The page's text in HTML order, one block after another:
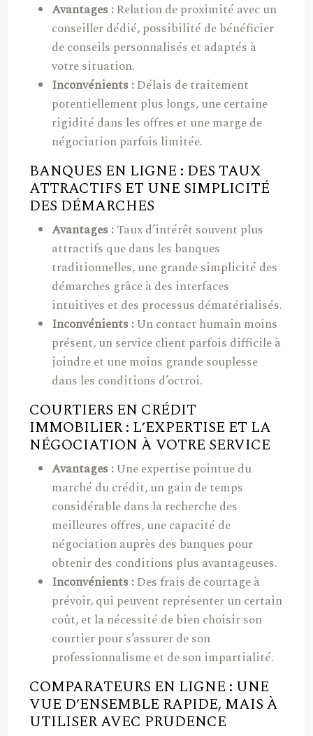
Avantages : Relation de proximité avec un
conseiller dédié, possibilité de bénéficier
de conseils personnalisés et adaptés à
votre situation.
Inconvénients : Délais de traitement
potentiellement plus longs, une certaine
rigidité dans les offres et une marge de
négociation parfois limitée.
BANQUES EN LIGNE : DES TAUX
ATTRACTIFS ET UNE SIMPLICITÉ
DES DÉMARCHES
Avantages : Taux d’intérêt souvent plus
attractifs que dans les banques
traditionnelles, une grande simplicité des
démarches grâce à des interfaces
intuitives et des processus dématérialisés.
Inconvénients : Un contact humain moins
présent, un service client parfois difficile à
joindre et une moins grande souplesse
dans les conditions d’octroi.
COURTIERS EN CRÉDIT
IMMOBILIER : L’EXPERTISE ET LA
NÉGOCIATION À VOTRE SERVICE
Avantages : Une expertise pointue du
marché du crédit, un gain de temps
considérable dans la recherche des
meilleures offres, une capacité de
négociation auprès des banques pour
obtenir des conditions plus avantageuses.
Inconvénients : Des frais de courtage à
prévoir, qui peuvent représenter un certain
coût, et la nécessité de bien choisir son
courtier pour s’assurer de son
professionnalisme et de son impartialité.
COMPARATEURS EN LIGNE : UNE
VUE D’ENSEMBLE RAPIDE, MAIS À
UTILISER AVEC PRUDENCE